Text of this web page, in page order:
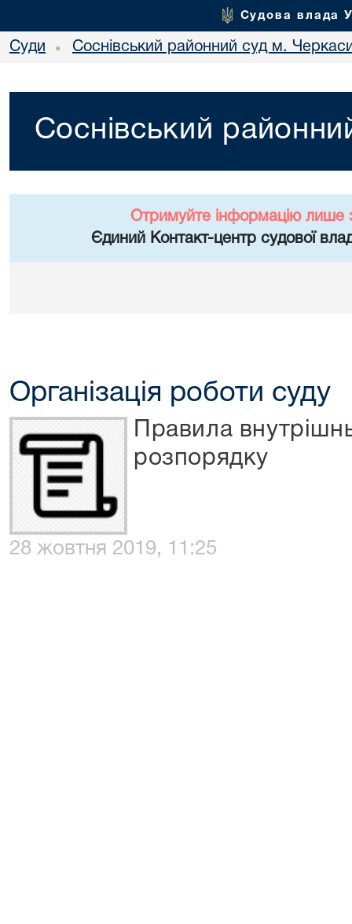
Судова влада
Суди • Соснівський районний суд м.
Соснівський
Отримуйте інформацію лише
Єдиний Контакт-центр судової
Організація роботи суду
Правила
розпорядку
28 жовтня 2019, 11:25